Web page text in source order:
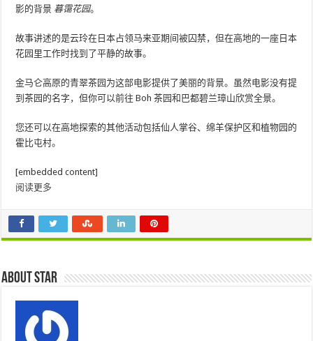
影的背景 暮霭花园。
故事讲述的是云玲在日本占领马来亚期间被囚禁，但在高地的一座日本
花园里工作时找到了平静的故事。
金马仑高原的青翠茶园为这部电影提供了美丽的背景。虽然电影没有提
到茶园的名字，但你可以前往 Boh 茶园和巴都碧兰璋山欣赏全景。
您还可以在高地探索的其他活动包括仙人掌谷、绵羊保护区和植物园的
霍比屯村。
[embedded content]
阅读更多
About star